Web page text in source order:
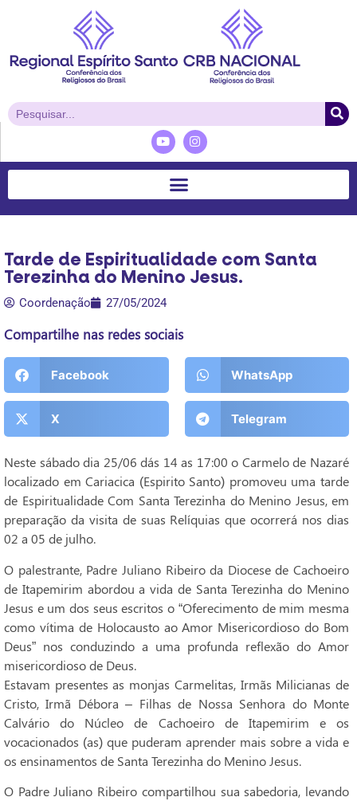
Tarde de Espiritualidade com Santa
Terezinha do Menino Jesus.
Coordenação 27/05/2024
Compartilhe nas redes sociais
Facebook WhatsApp
X Telegram
Neste sábado dia 25/06 dás 14 as 17:00 o Carmelo de Nazaré
localizado em Cariacica (Espirito Santo) promoveu uma tarde
de Espiritualidade Com Santa Terezinha do Menino Jesus, em
preparação da visita de suas Relíquias que ocorrerá nos dias
02 a 05 de julho.
O palestrante, Padre Juliano Ribeiro da Diocese de Cachoeiro
de Itapemirim abordou a vida de Santa Terezinha do Menino
Jesus e um dos seus escritos o “Oferecimento de mim mesma
como vítima de Holocausto ao Amor Misericordioso do Bom
Deus” nos conduzindo a uma profunda reflexão do Amor
misericordioso de Deus.
Estavam presentes as monjas Carmelitas, Irmãs Milicianas de
Cristo, Irmã Débora – Filhas de Nossa Senhora do Monte
Calvário do Núcleo de Cachoeiro de Itapemirim e os
vocacionados (as) que puderam aprender mais sobre a vida e
os ensinamentos de Santa Terezinha do Menino Jesus.
O Padre Juliano Ribeiro compartilhou sua sabedoria, levando